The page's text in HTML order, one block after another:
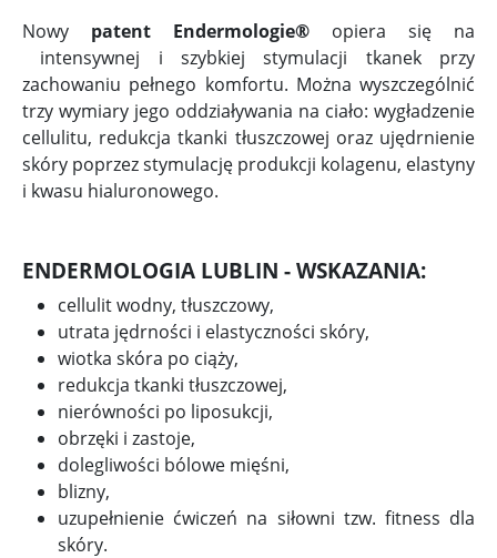
Nowy patent Endermologie® opiera się na
intensywnej i szybkiej stymulacji tkanek przy
zachowaniu pełnego komfortu. Można wyszczególnić
trzy wymiary jego oddziaływania na ciało: wygładzenie
cellulitu, redukcja tkanki tłuszczowej oraz ujędrnienie
skóry poprzez stymulację produkcji kolagenu, elastyny
i kwasu hialuronowego.
ENDERMOLOGIA LUBLIN - WSKAZANIA:
cellulit wodny, tłuszczowy,
utrata jędrności i elastyczności skóry,
wiotka skóra po ciąży,
redukcja tkanki tłuszczowej,
nierówności po liposukcji,
obrzęki i zastoje,
dolegliwości bólowe mięśni,
blizny,
uzupełnienie ćwiczeń na siłowni tzw. fitness dla
skóry.